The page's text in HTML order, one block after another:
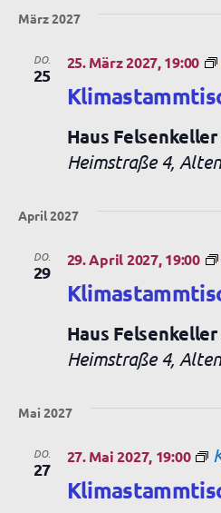
März 2027
DO.
25
25. März 2027, 19:00
Haus
Heimstraße 4,
April 2027
DO.
29
29. April 2027, 19:00
Haus
Heimstraße 4,
Mai 2027
DO.
27
27. Mai 2027, 19:00